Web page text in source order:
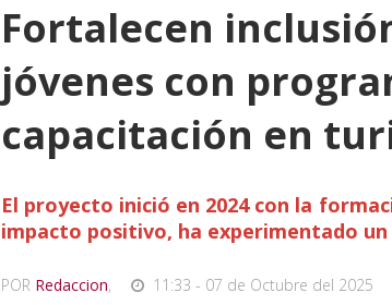
Fortalecen
jóvenes con
capacitación en
El proyecto inició en 2024 con la
impacto positivo, ha experimentado
POR Redaccion, 11:33 - 07 de Octubre del 2025